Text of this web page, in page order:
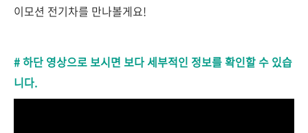
이모션 전기차를 만나볼게요!
# 하단 영상으로 보시면 보다 세부적인 정보를 확인할 수 있습
니다.